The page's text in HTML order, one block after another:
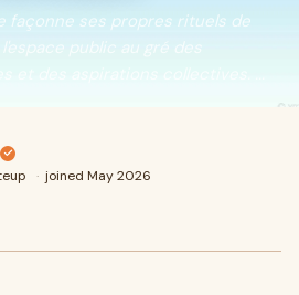
façonne ses propres rituels de
public au gré des
· joined May 2026